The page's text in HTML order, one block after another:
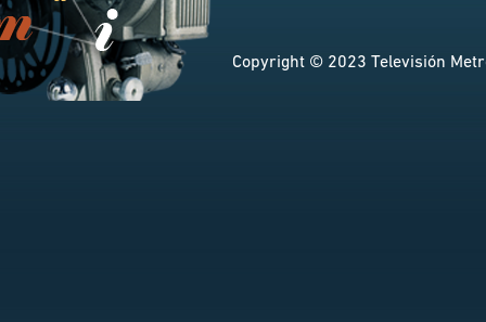
Copyright © 2023 Televisión